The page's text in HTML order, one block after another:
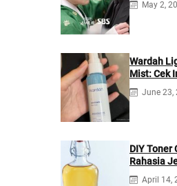
May 2,
Wardah
Mist: Cek
June 23,
DIY Toner
Rahasia
dalam 2
April 14,